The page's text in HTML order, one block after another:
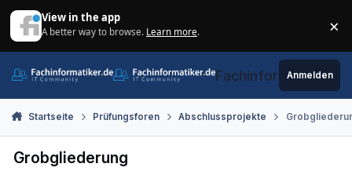
View in the app
A better way to browse. Learn more. ×
Fachinformatiker.de
Anmelden
Startseite Prüfungsforen Abschlussprojekte
Grobgliederung